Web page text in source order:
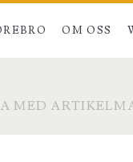
OM OSS
MED